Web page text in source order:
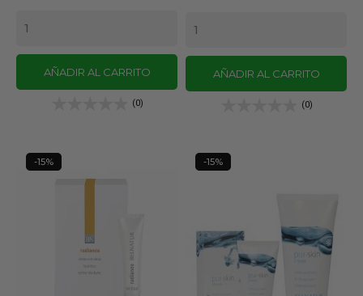
AÑADIR AL CARRITO
(0)
AÑADIR AL CARRITO
(0)
-15% -15%